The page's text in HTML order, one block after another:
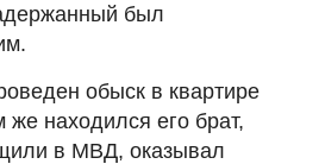
был
обыск в квартире
же находился его брат,
в МВД, оказывал